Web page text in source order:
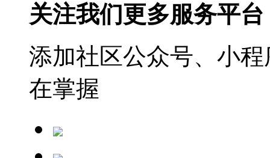
关注我们更多服务平台
添加社区公众号、小
在掌握